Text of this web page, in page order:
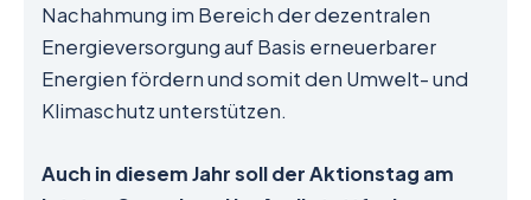
Nachahmung im Bereich der dezentralen
Energieversorgung auf Basis erneuerbarer
Energien fördern und somit den Umwelt- und
Klimaschutz unterstützen.
Auch in diesem Jahr soll der Aktionstag am